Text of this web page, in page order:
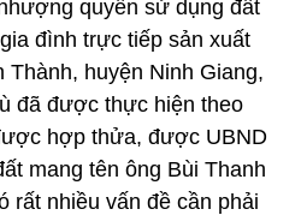
quyền sử dụng đất
đình trực tiếp sản xuất
Thành, huyện Ninh Giang,
đã được thực hiện theo
hợp thửa, được UBND
mang tên ông Bùi Thanh
rất nhiều vấn đề cần phải